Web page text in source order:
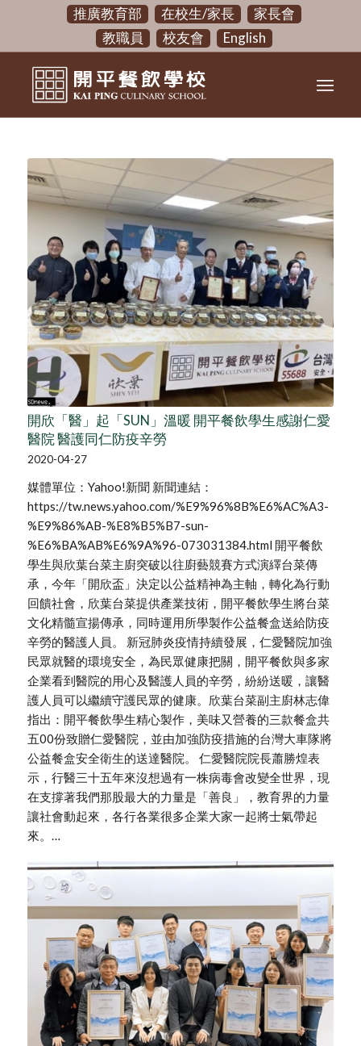
推廣教育部 在校生/家長
家長會
教職員
校友會 English
開欣「醫」起「SUN」溫暖 開平餐飲學生感謝仁愛
醫院 醫護同仁防疫辛勞
2020-04-27
媒體單位：Yahoo!新聞 新聞連結：
https://tw.news.yahoo.com/%E9%96%8B%E6%AC%A3-
%E9%86%AB-%E8%B5%B7-sun-
%E6%BA%AB%E6%9A%96-073031384.html 開平餐飲
學生與欣葉台菜主廚突破以往廚藝競賽方式演繹台菜傳
承，今年「開欣盃」決定以公益精神為主軸，轉化為行動
回饋社會，欣葉台菜提供產業技術，開平餐飲學生將台菜
文化精髓宣揚傳承，同時運用所學製作公益餐盒送給防疫
辛勞的醫護人員。 新冠肺炎疫情持續發展，仁愛醫院加強
民眾就醫的環境安全，為民眾健康把關，開平餐飲與多家
企業看到醫院的用心及醫護人員的辛勞，紛紛送暖，讓醫
護人員可以繼續守護民眾的健康。欣葉台菜副主廚林志偉
指出：開平餐飲學生精心製作，美味又營養的三款餐盒共
五00份致贈仁愛醫院，並由加強防疫措施的台灣大車隊將
公益餐盒安全衛生的送達醫院。 仁愛醫院院長蕭勝煌表
示，行醫三十五年來沒想過有一株病毒會改變全世界，現
在支撐著我們那股最大的力量是「善良」，教育界的力量
讓社會動起來，各行各業很多企業大家一起將士氣帶起
來。…